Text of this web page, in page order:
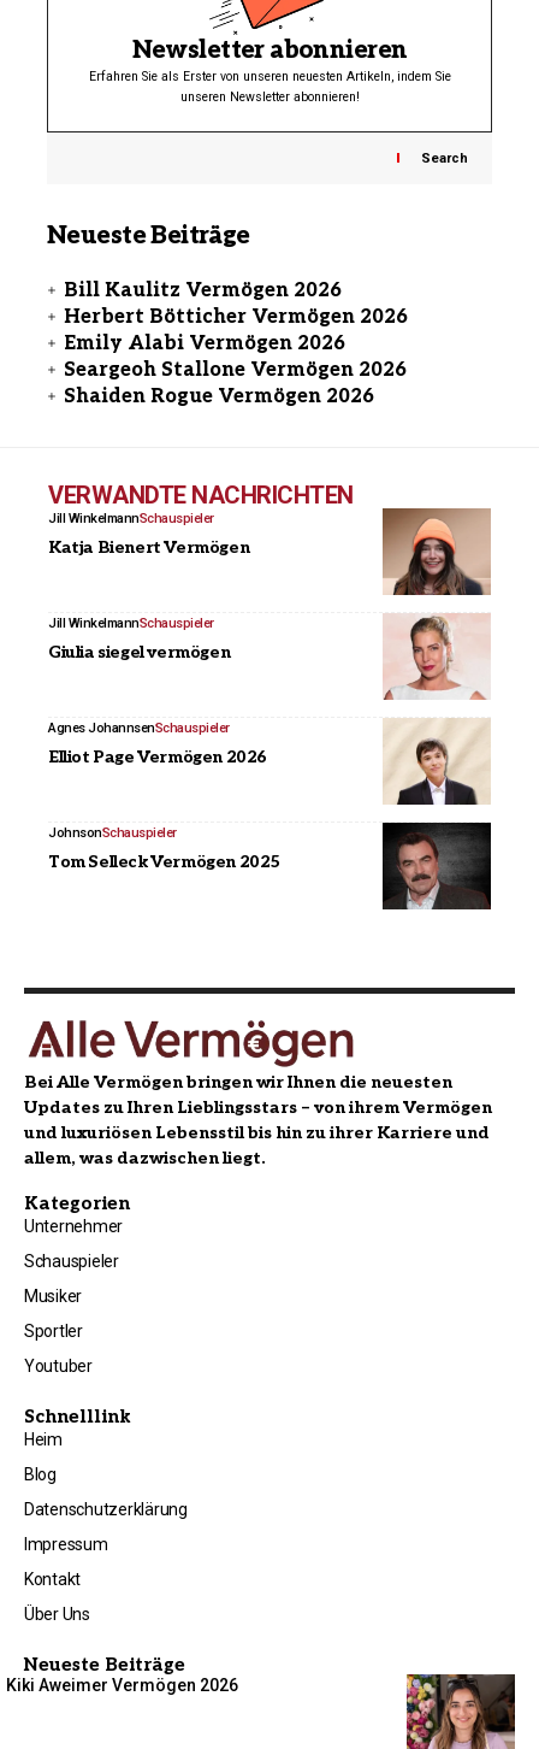
Newsletter abonnieren
Erfahren Sie als Erster von unseren neuesten Artikeln, indem Sie
unseren Newsletter abonnieren!
Search
Neueste Beiträge
Bill Kaulitz Vermögen 2026
Herbert Bötticher Vermögen 2026
Emily Alabi Vermögen 2026
Seargeoh Stallone Vermögen 2026
Shaiden Rogue Vermögen 2026
VERWANDTE NACHRICHTEN
Jill WinkelmannSchauspieler
Katja Bienert Vermögen
Jill WinkelmannSchauspieler
Giulia siegel vermögen
Agnes JohannsenSchauspieler
Elliot Page Vermögen 2026
JohnsonSchauspieler
Tom Selleck Vermögen 2025
Bei Alle Vermögen bringen wir Ihnen die neuesten
Updates zu Ihren Lieblingsstars – von ihrem Vermögen
und luxuriösen Lebensstil bis hin zu ihrer Karriere und
allem, was dazwischen liegt.
Kategorien
Unternehmer
Schauspieler
Musiker
Sportler
Youtuber
Schnelllink
Heim
Blog
Datenschutzerklärung
Impressum
Kontakt
Über Uns
Neueste Beiträge
Kiki Aweimer Vermögen 2026